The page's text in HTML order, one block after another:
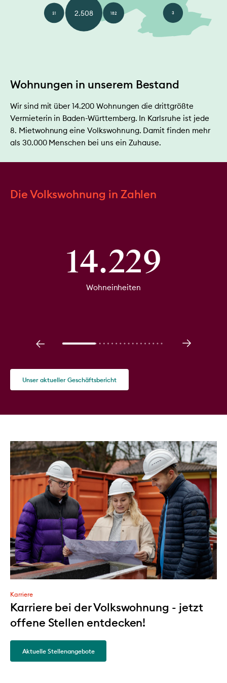
Wohnungen in unserem Bestand
Wir sind mit über 14.200 Wohnungen die drittgrößte
Vermieterin in Baden-Württemberg. In Karlsruhe ist jede
8. Mietwohnung eine Volkswohnung. Damit finden mehr
als 30.000 Menschen bei uns ein Zuhause.
3
31 2.508 182
Hagsfeld
Mühlburg
1.438
Grünwinkel
384
Weststadt
397
Innenstadt
738
Südweststadt
304
Die Volkswohnung in Zahlen
14.229
Wohneinheiten
Unser aktueller Geschäftsbericht
Karriere
Karriere bei der Volkswohnung - jetzt
offene Stellen entdecken!
Aktuelle Stellenangebote